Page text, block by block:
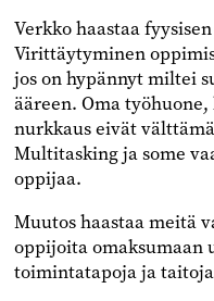
Verkko haastaa
Virittäytyminen
jos on hypännyt miltei
ääreen. Oma
nurkkaus eivät
Multitasking ja some
oppijaa.
Muutos haastaa meitä
oppijoita omaksumaan
toimintatapoja ja